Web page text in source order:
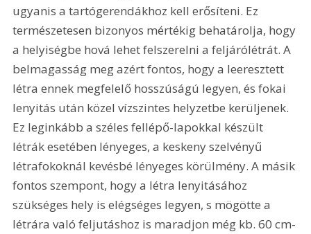
ugyanis a tartógerendákhoz kell erősíteni. Ez
természetesen bizonyos mértékig behatárolja, hogy
a helyiségbe hová lehet felszerelni a feljárólétrát. A
belmagasság meg azért fontos, hogy a leeresztett
létra ennek megfelelő hosszúságú legyen, és fokai
lenyitás után közel vízszintes helyzetbe kerüljenek.
Ez leginkább a széles fellépő-lapokkal készült
létrák esetében lényeges, a keskeny szelvényű
létrafokoknál kevésbé lényeges körülmény. A másik
fontos szempont, hogy a létra lenyitásához
szükséges hely is elégséges legyen, s mögötte a
létrára való feljutáshoz is maradjon még kb. 60 cm-